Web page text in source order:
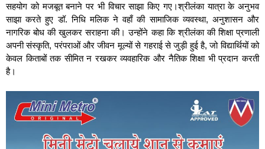
सहयोग को मजबूत बनाने पर भी विचार साझा किए गए।श्रीलंका यात्रा के अनुभव
साझा करते हुए डॉ. निधि मलिक ने वहाँ की सामाजिक व्यवस्था, अनुशासन और
नागरिक बोध की खुलकर सराहना की। उन्होंने कहा कि श्रीलंका की शिक्षा प्रणाली
अपनी संस्कृति, परंपराओं और जीवन मूल्यों से गहराई से जुड़ी हुई है, जो विद्यार्थियों को
केवल किताबों तक सीमित न रखकर व्यवहारिक और नैतिक शिक्षा भी प्रदान करती
है।